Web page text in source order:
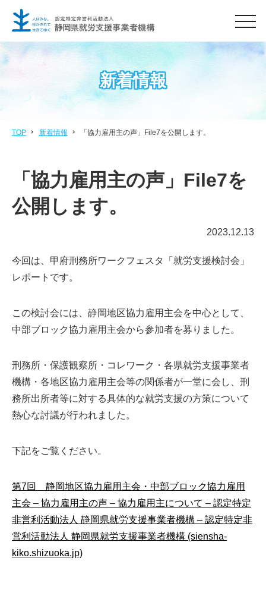
新着情報
TOP 新着情報 「協力雇用主の声」File7を公開します。
「協力雇用主の声」File7を
公開します。
2023.12.13
今回は、甲府刑務所ワークフェスタ「就労支援検討会」
レポートです。
この検討会には、静岡地区協力雇用主会を中心として、
中部ブロック協力雇用主会から参加者を募りました。
刑務所・保護観察所・コレワーク・各県就労支援事業者
機構・各地区協力雇用主会等の関係者が一堂に会し、刑
務所出所者等に対する具体的な就労支援の方策について
熱心な討議が行われました。
下記をご覧ください。
第7回 静岡地区協力雇用主会・中部ブロック協力雇用
主会 – 協力雇用主の声 – 協力雇用主について – 認定特定
非営利活動法人 静岡県就労支援事業者機構 – 認定特定非
営利活動法人 静岡県就労支援事業者機構 (siensha-
kiko.shizuoka.jp)